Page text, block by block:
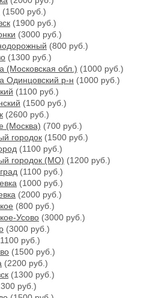
(1500 руб.)
(1900 руб.)
(3000 руб.)
(800 руб.)
(1300 руб.)
(Московская обл.) (1000 руб.)
Одинцовский р-н (1000 руб.)
(1100 руб.)
(1500 руб.)
(2600 руб.)
(Москва) (700 руб.)
городок (1500 руб.)
(1100 руб.)
городок (МО) (1200 руб.)
(1100 руб.)
(1000 руб.)
(2000 руб.)
(800 руб.)
Усово (3000 руб.)
(3000 руб.)
руб.)
(1500 руб.)
(2200 руб.)
(1300 руб.)
руб.)